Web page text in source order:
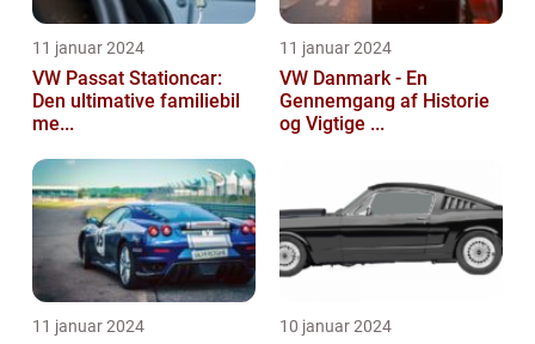
11 januar 2024
VW Passat Stationcar:
Den ultimative familiebil
me...
11 januar 2024
VW Danmark - En
Gennemgang af Historie
og Vigtige ...
11 januar 2024 10 januar 2024